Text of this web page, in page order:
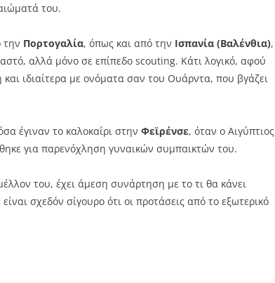
του.
την Πορτογαλία, όπως και από την Ισπανία (Βαλένθια),
αλλά μόνο σε επίπεδο scouting. Κάτι λογικό, αφού
ιδιαίτερα με ονόματα σαν του Ουάρντα, που βγάζει
έγιναν το καλοκαίρι στην Φεϊρένσε, όταν ο Αιγύπτιος
για παρενόχληση γυναικών συμπαικτών του.
του, έχει άμεση συνάρτηση με το τι θα κάνει
σχεδόν σίγουρο ότι οι προτάσεις από το εξωτερικό